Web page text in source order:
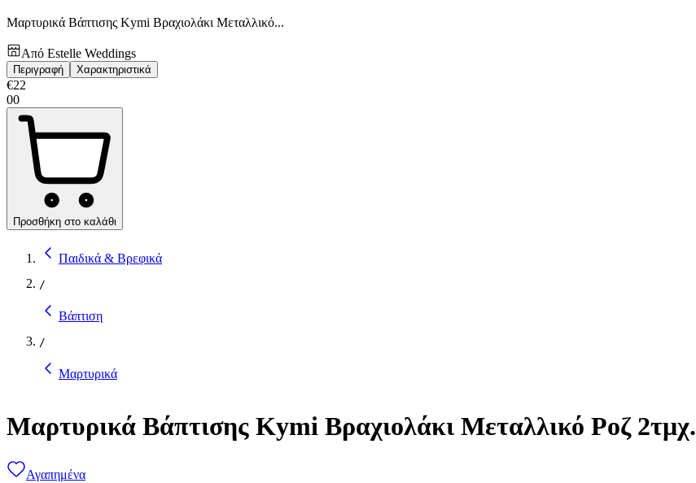
Μαρτυρικά Βάπτισης Kymi Βραχιολάκι Μεταλλικό...
Από Estelle Weddings
Περιγραφή Χαρακτηριστικά
€22
00
Προσθήκη στο καλάθι
Παιδικά & Βρεφικά
/
Βάπτιση
/
Μαρτυρικά
Μαρτυρικά Βάπτισης Kymi Βραχιολάκι Μεταλλικό Ροζ 2τμχ.
Αγαπημένα